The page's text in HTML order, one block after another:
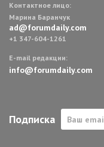
ЗДОРОВЬЕ И КРАСОТА
ДОМ И ЕДА
Контактное лицо:
Марина Баранчук
ad@forumdaily.com
+1 347-604-1261
E-mail редакции:
info@forumdaily.com
Подписка